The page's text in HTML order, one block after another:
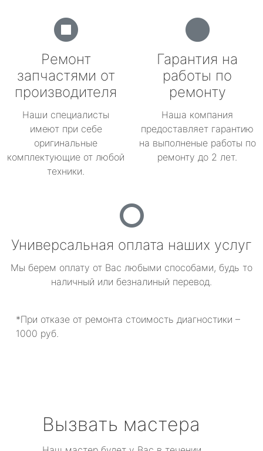
Ремонт
запчастями от
производителя
Наши специалисты
имеют при себе
оригинальные
комплектующие от любой
техники.
Гарантия на
работы по
ремонту
Наша компания
предоставляет гарантию
на выполненые работы по
ремонту до 2 лет.
Универсальная оплата наших услуг
Мы берем оплату от Вас любыми способами, будь то
наличный или безналиный перевод.
*При отказе от ремонта стоимость диагностики –
1000 руб.
Вызвать мастера